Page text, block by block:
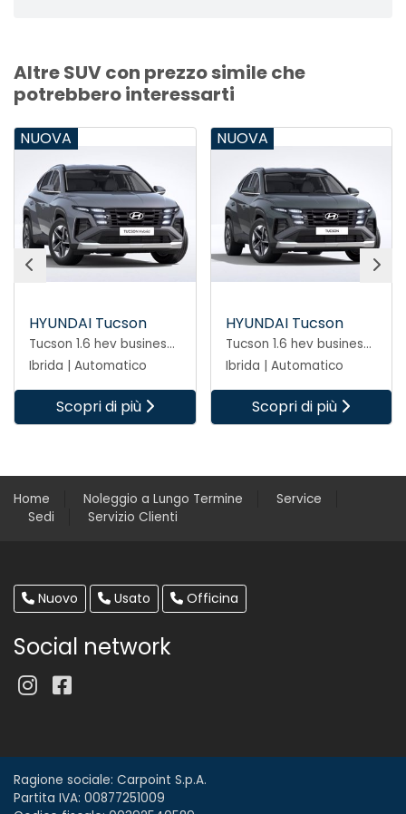
Altre SUV con prezzo simile che
potrebbero interessarti
NUOVA
HYUNDAI Tucson
Tucson 1.6 hev business 2wd 239cv auto
Ibrida | Automatico
Scopri di più
NUOVA
HYUNDAI Tucson
Tucson 1.6 hev business 2wd 239cv auto
Ibrida | Automatico
Scopri di più
Home Noleggio a Lungo Termine
Service
Sedi
Servizio Clienti
Nuovo Usato Officina
Social network
Ragione sociale: Carpoint S.p.A.
Partita IVA: 00877251009